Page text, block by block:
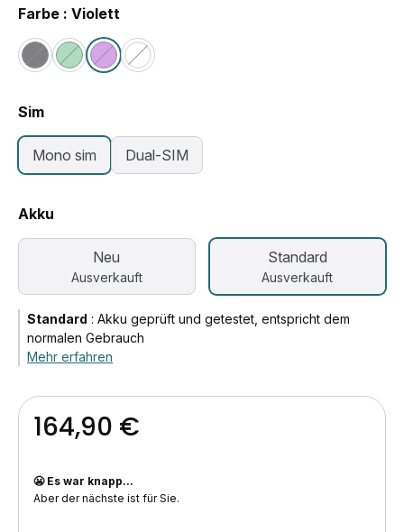
Farbe : Violett
Sim
Mono sim Dual-SIM
Akku
Neu
Ausverkauft
Standard
Ausverkauft
Standard : Akku geprüft und getestet, entspricht dem
normalen Gebrauch
Mehr erfahren
164,90 €
😬 Es war knapp...
Aber der nächste ist für Sie.